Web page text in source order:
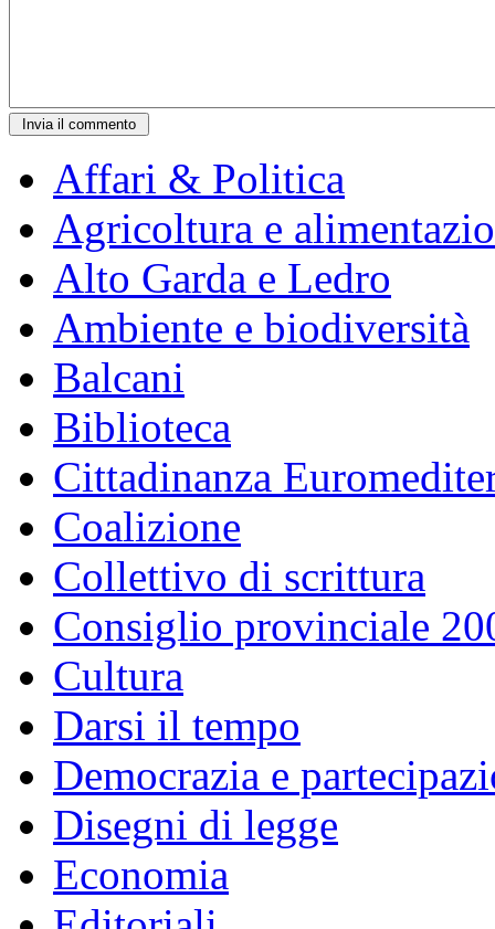
Affari & Politica
Agricoltura e
Alto Garda e Ledro
Ambiente e biodiversità
Balcani
Biblioteca
Cittadinanza
Coalizione
Collettivo di scrittura
Consiglio provinciale
Cultura
Darsi il tempo
Democrazia e
Disegni di legge
Economia